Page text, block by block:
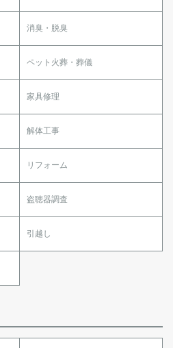
消臭・脱臭
ペット火葬・葬儀
家具修理
解体工事
リフォーム
盗聴器調査
引越し